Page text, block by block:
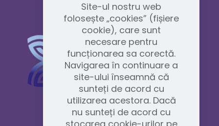
Site-ul nostru web
folosește „cookies” (fișiere
cookie), care sunt
necesare pentru
funcționarea sa corectă.
Navigarea în continuare a
site-ului înseamnă că
sunteți de acord cu
utilizarea acestora. Dacă
nu sunteți de acord cu